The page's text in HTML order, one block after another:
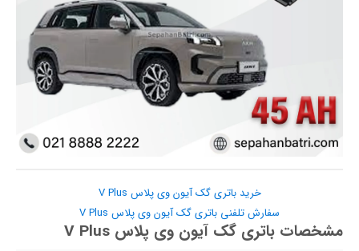
خرید باتری گک آیون وی پلاس V Plus
سفارش تلفنی باتری گک آیون وی پلاس V Plus
مشخصات باتری گک آیون وی پلاس V Plus